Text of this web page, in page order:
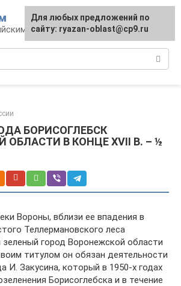
городам
БОРИСОГЛЕБСК
В КОНЦЕ XVII В. – ½
Вороны, вблизи ее впадения в
Теллермановского леса
зеленый город Воронежской области
титулом он обязан деятельности
И. Закусина, который в 1950-х годах
Борисоглебска и в течение
Для любых предложений по
сайту: ryazan-oblast@cp9.ru